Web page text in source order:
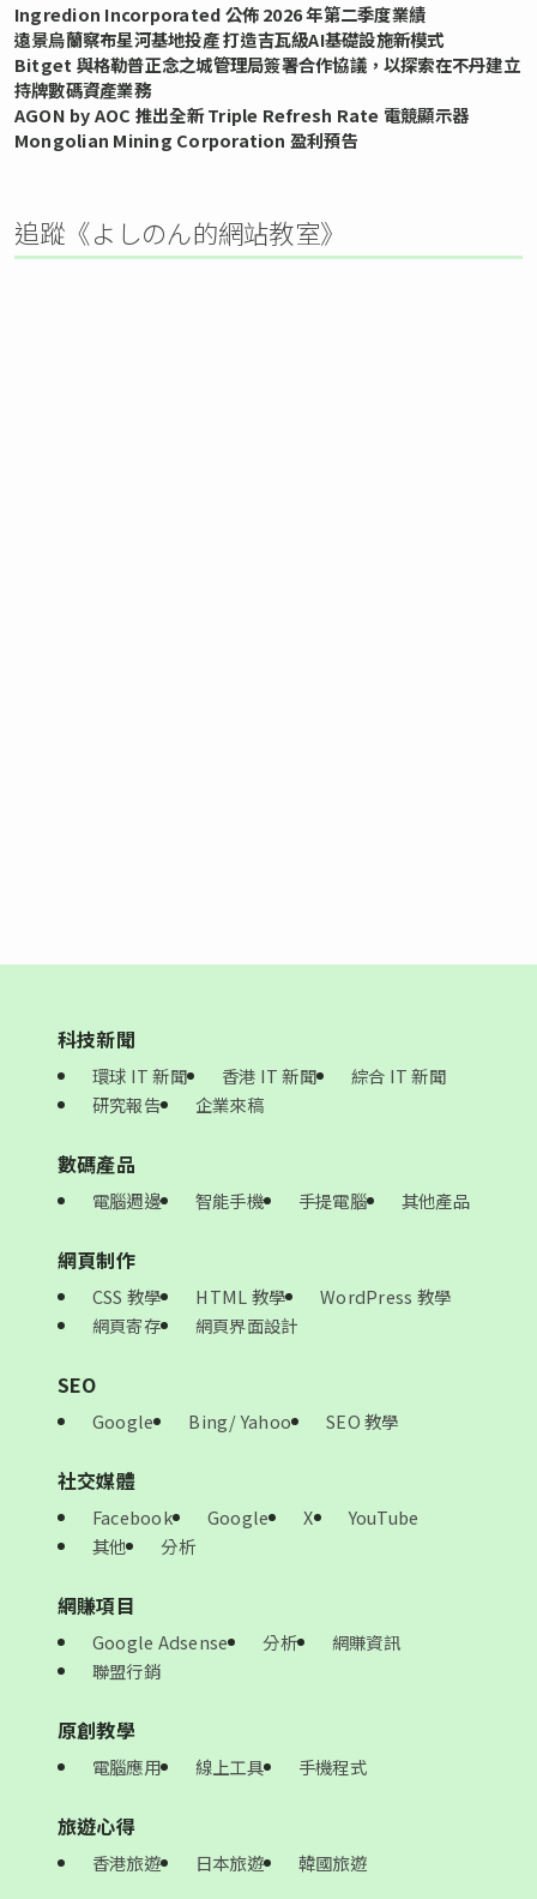
Ingredion Incorporated 公佈 2026 年第二季度業績
遠景烏蘭察布星河基地投產 打造吉瓦級AI基礎設施新模式
Bitget 與格勒普正念之城管理局簽署合作協議，以探索在不丹建立
持牌數碼資產業務
AGON by AOC 推出全新 Triple Refresh Rate 電競顯示器
Mongolian Mining Corporation 盈利預告
追蹤《よしのん的網站教室》
科技新聞
環球 IT 新聞 香港 IT 新聞
綜合 IT 新聞
研究報告
企業來稿
數碼產品
電腦週邊 智能手機 手提電腦 其他產品
網頁制作
CSS 教學 HTML 教學
WordPress 教學
網頁寄存
網頁界面設計
SEO
Google Bing/ Yahoo SEO 教學
社交媒體
Facebook Google X
YouTube
其他
分析
網賺項目
Google Adsense 分析
網賺資訊
聯盟行銷
原創教學
電腦應用 線上工具 手機程式
旅遊心得
香港旅遊 日本旅遊 韓國旅遊